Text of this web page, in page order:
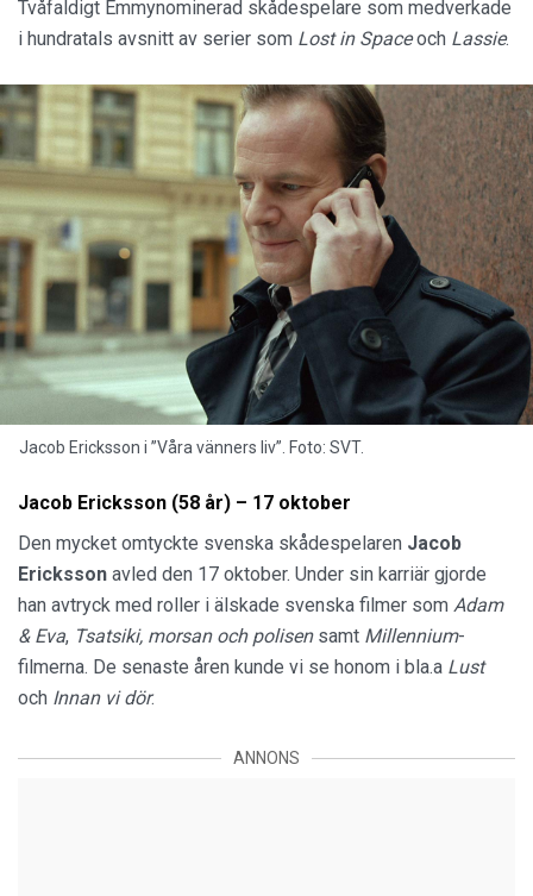
Tvåfaldigt Emmynominerad skådespelare som medverkade
i hundratals avsnitt av serier som Lost in Spaceoch Lassie.
Jacob Ericksson i ”Våra vänners liv”. Foto: SVT.
Jacob Ericksson (58 år) – 17 oktober
Den mycket omtyckte svenska skådespelaren Jacob
Ericksson avled den 17 oktober. Under sin karriär gjorde
han avtryck med roller i älskade svenska filmer som Adam
& Eva, Tsatsiki, morsan och polisensamt Millennium-
filmerna. De senaste åren kunde vi se honom i bla.a Lust
och Innan vi dör.
ANNONS